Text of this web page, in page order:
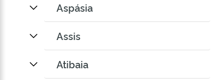
Aspásia
Assis
Atibaia